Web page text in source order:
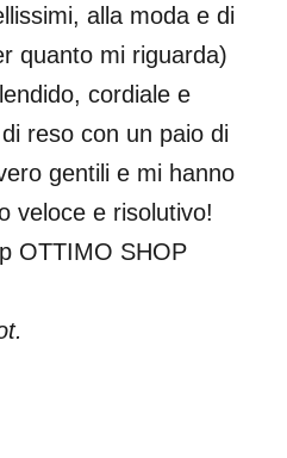
alla moda e di
quanto mi riguarda)
cordiale e
reso con un paio di
gentili e mi hanno
veloce e risolutivo!
OTTIMO SHOP